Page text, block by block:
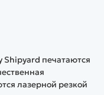
печатаются
лазерной резкой